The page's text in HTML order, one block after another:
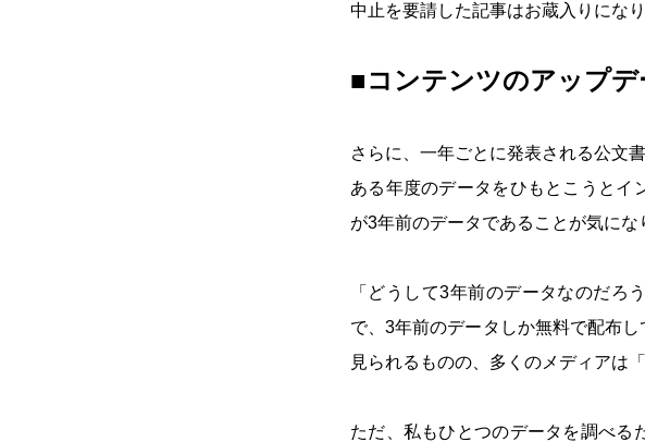
中止を要請した記事はお蔵入りになり
■コンテンツのアップ
さらに、一年ごとに発表される公文
ある年度のデータをひもとこうとイ
が3年前のデータであることが気にな
「どうして3年前のデータなのだろ
で、3年前のデータしか無料で配布
見られるものの、多くのメディアは
ただ、私もひとつのデータを調べる